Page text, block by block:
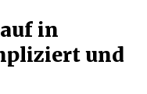
in
und